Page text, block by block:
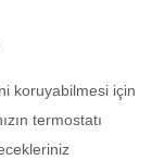
koruyabilmesi için
termostatı